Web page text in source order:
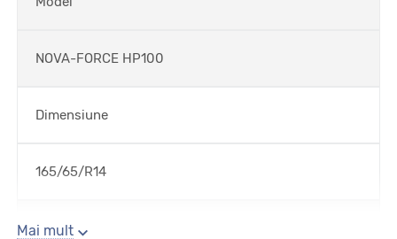
NOVA-FORCE HP100
Dimensiune
165/65/R14
Sezon
Mai mult